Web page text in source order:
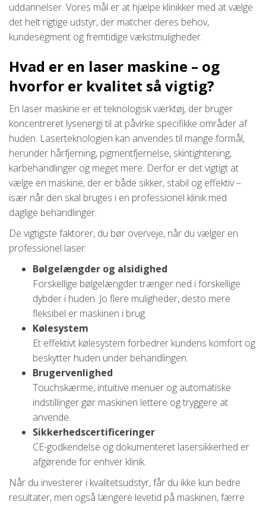
uddannelser. Vores mål er at hjælpe klinikker med at vælge
det helt rigtige udstyr, der matcher deres behov,
kundesegment og fremtidige vækstmuligheder.
Hvad er en laser maskine – og
hvorfor er kvalitet så vigtig?
En laser maskine er et teknologisk værktøj, der bruger
koncentreret lysenergi til at påvirke specifikke områder af
huden. Laserteknologien kan anvendes til mange formål,
herunder hårfjerning, pigmentfjernelse, skintightening,
karbehandlinger og meget mere. Derfor er det vigtigt at
vælge en maskine, der er både sikker, stabil og effektiv –
især når den skal bruges i en professionel klinik med
daglige behandlinger.
De vigtigste faktorer, du bør overveje, når du vælger en
professionel laser:
Bølgelængder og alsidighed
Forskellige bølgelængder trænger ned i forskellige
dybder i huden. Jo flere muligheder, desto mere
fleksibel er maskinen i brug.
Kølesystem
Et effektivt kølesystem forbedrer kundens komfort og
beskytter huden under behandlingen.
Brugervenlighed
Touchskærme, intuitive menuer og automatiske
indstillinger gør maskinen lettere og tryggere at
anvende.
Sikkerhedscertificeringer
CE-godkendelse og dokumenteret lasersikkerhed er
afgørende for enhver klinik.
Når du investerer i kvalitetsudstyr, får du ikke kun bedre
resultater, men også længere levetid på maskinen, færre